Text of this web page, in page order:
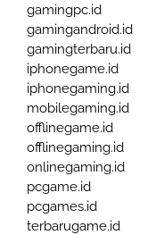
gamingpc.id
gamingandroid.id
gamingterbaru.id
iphonegame.id
iphonegaming.id
mobilegaming.id
offlinegame.id
offlinegaming.id
onlinegaming.id
pcgame.id
pcgames.id
terbarugame.id